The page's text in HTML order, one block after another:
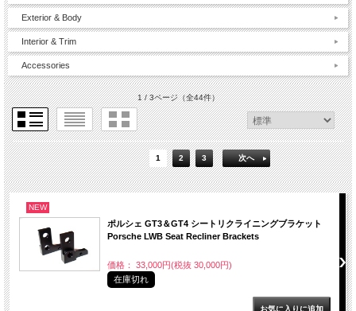
Exterior & Body
Interior & Trim
Accessories
1 / 3ページ（全44件）
1 2 3 次へ
NEW
ポルシェ GT3＆GT4 シートリクライニングブラケット
Porsche LWB Seat Recliner Brackets
価格： 33,000円(税抜 30,000円)
在庫切れ